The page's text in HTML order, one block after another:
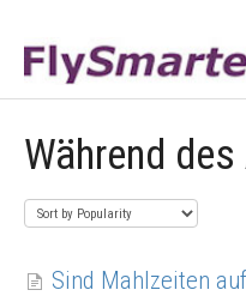
Während
Sind Mahlzeiten